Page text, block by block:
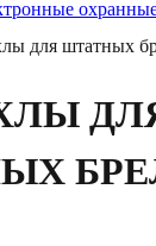
для штатных